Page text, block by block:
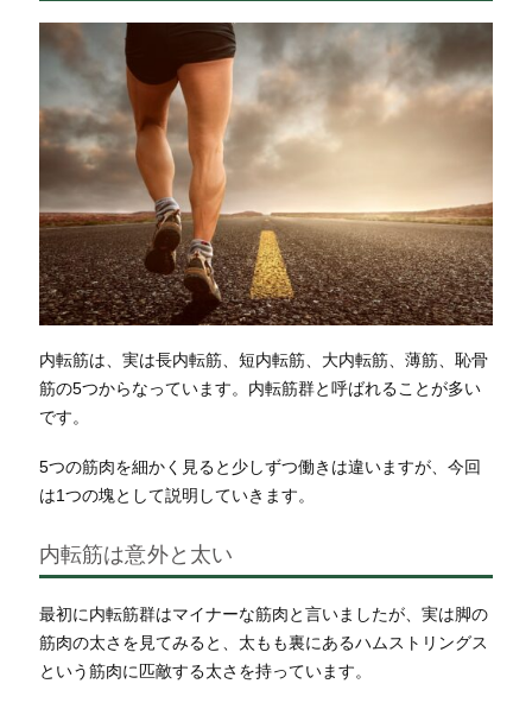
内転筋は、実は長内転筋、短内転筋、大内転筋、薄筋、恥骨
筋の5つからなっています。内転筋群と呼ばれることが多い
です。
5つの筋肉を細かく見ると少しずつ働きは違いますが、今回
は1つの塊として説明していきます。
内転筋は意外と太い
最初に内転筋群はマイナーな筋肉と言いましたが、実は脚の
筋肉の太さを見てみると、太もも裏にあるハムストリングス
という筋肉に匹敵する太さを持っています。